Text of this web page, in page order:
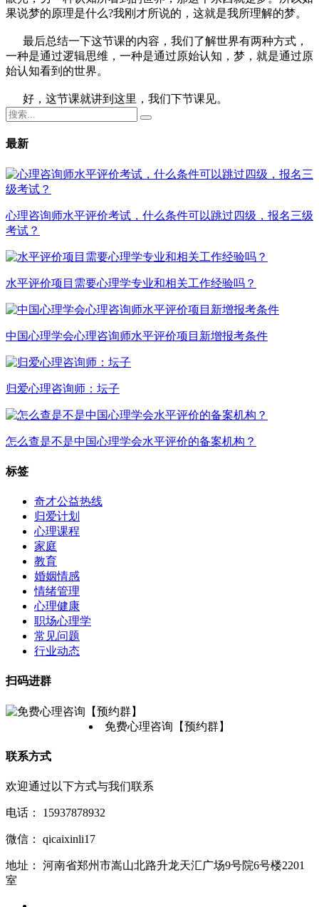
果说梦的原理是什么?我刚才所说的，这就是我所理解的梦。
最后总结一下这节课的内容，我们了解世界有两种方式，
一种是通过逻辑思维，一种是通过原始认知，梦，就是通过原
始认知看到的世界。
好，这节课就讲到这里，我们下节课见。
最新
心理咨询师水平评价考试，什么条件可以跳过四级，报名三级
考试？
水平评价项目需要心理学专业和相关工作经验吗？
中国心理学会心理咨询师水平评价项目新增报考条件
归爱心理咨询师：坛子
怎么查是不是中国心理学会水平评价的备案机构？
标签
奇才公益热线
归爱计划
心理课程
家庭
教育
婚姻情感
情绪管理
心理健康
职场心理学
常见问题
行业动态
扫码进群
免费心理咨询【预约群】
联系方式
欢迎通过以下方式与我们联系
电话： 15937878932
微信： qicaixinli17
地址：
河南省郑州市嵩山北路升龙天汇广场9号院6号楼2201
室